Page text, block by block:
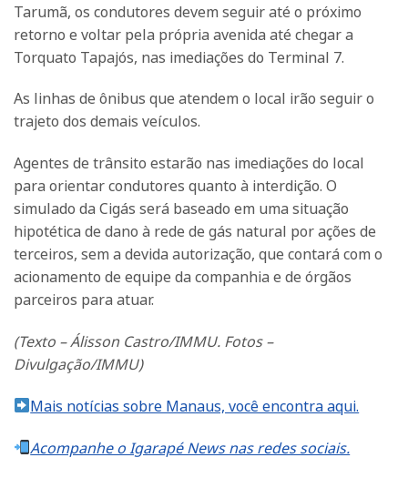
Tarumã, os condutores devem seguir até o próximo
retorno e voltar pela própria avenida até chegar a
Torquato Tapajós, nas imediações do Terminal 7.
As linhas de ônibus que atendem o local irão seguir o
trajeto dos demais veículos.
Agentes de trânsito estarão nas imediações do local
para orientar condutores quanto à interdição. O
simulado da Cigás será baseado em uma situação
hipotética de dano à rede de gás natural por ações de
terceiros, sem a devida autorização, que contará com o
acionamento de equipe da companhia e de órgãos
parceiros para atuar.
(Texto – Álisson Castro/IMMU. Fotos –
Divulgação/IMMU)
Mais notícias sobre Manaus, você encontra aqui.
Acompanhe o Igarapé News nas redes sociais.